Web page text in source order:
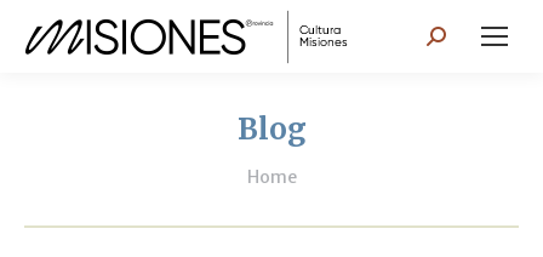
Search:
Blog
You are here:
Home